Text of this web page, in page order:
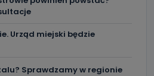
Urząd miejski będzie
Sprawdzamy w regionie